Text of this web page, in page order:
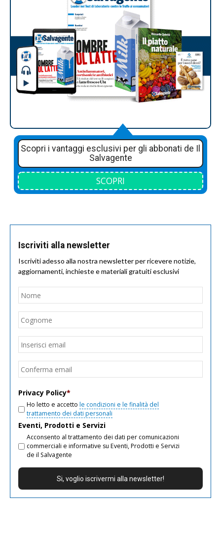
Scopri i vantaggi esclusivi per gli abbonati de Il
Salvagente
SCOPRI
Iscriviti alla newsletter
Iscriviti adesso alla nostra newsletter per ricevere notizie,
aggiornamenti, inchieste e materiali gratuiti esclusivi
Nome
Email
Privacy Policy*
Ho letto e accetto le condizioni e le finalità del
trattamento dei dati personali
Eventi, Prodotti e Servizi
Acconsento al trattamento dei dati per comunicazioni
commerciali e informative su Eventi, Prodotti e Servizi
de il Salvagente